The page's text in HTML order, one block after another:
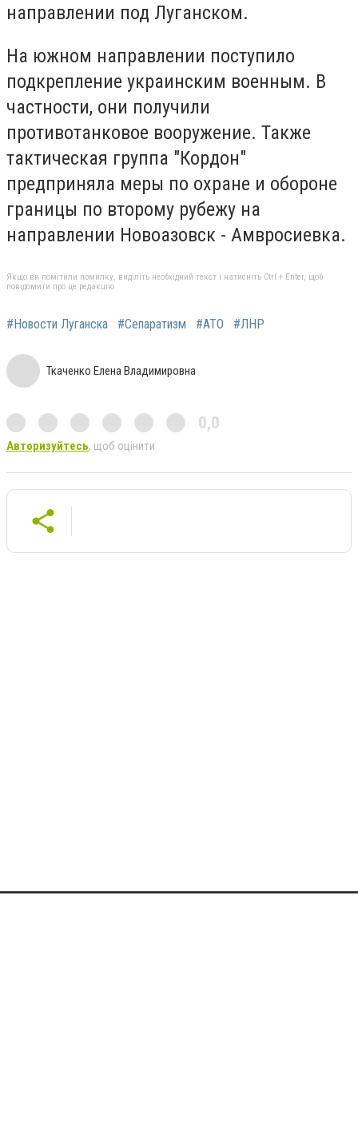
направлении под Луганском.
На южном направлении поступило
подкрепление украинским военным. В
частности, они получили
противотанковое вооружение. Также
тактическая группа "Кордон"
предприняла меры по охране и обороне
границы по второму рубежу на
направлении Новоазовск - Амвросиевка.
Якщо ви помітили помилку, виділіть необхідний текст і натисніть Ctrl + Enter, щоб
повідомити про це редакцію
#Новости Луганска #Сепаратизм #АТО #ЛНР
Ткаченко Елена Владимировна
0,0
Авторизуйтесь, щоб оцінити